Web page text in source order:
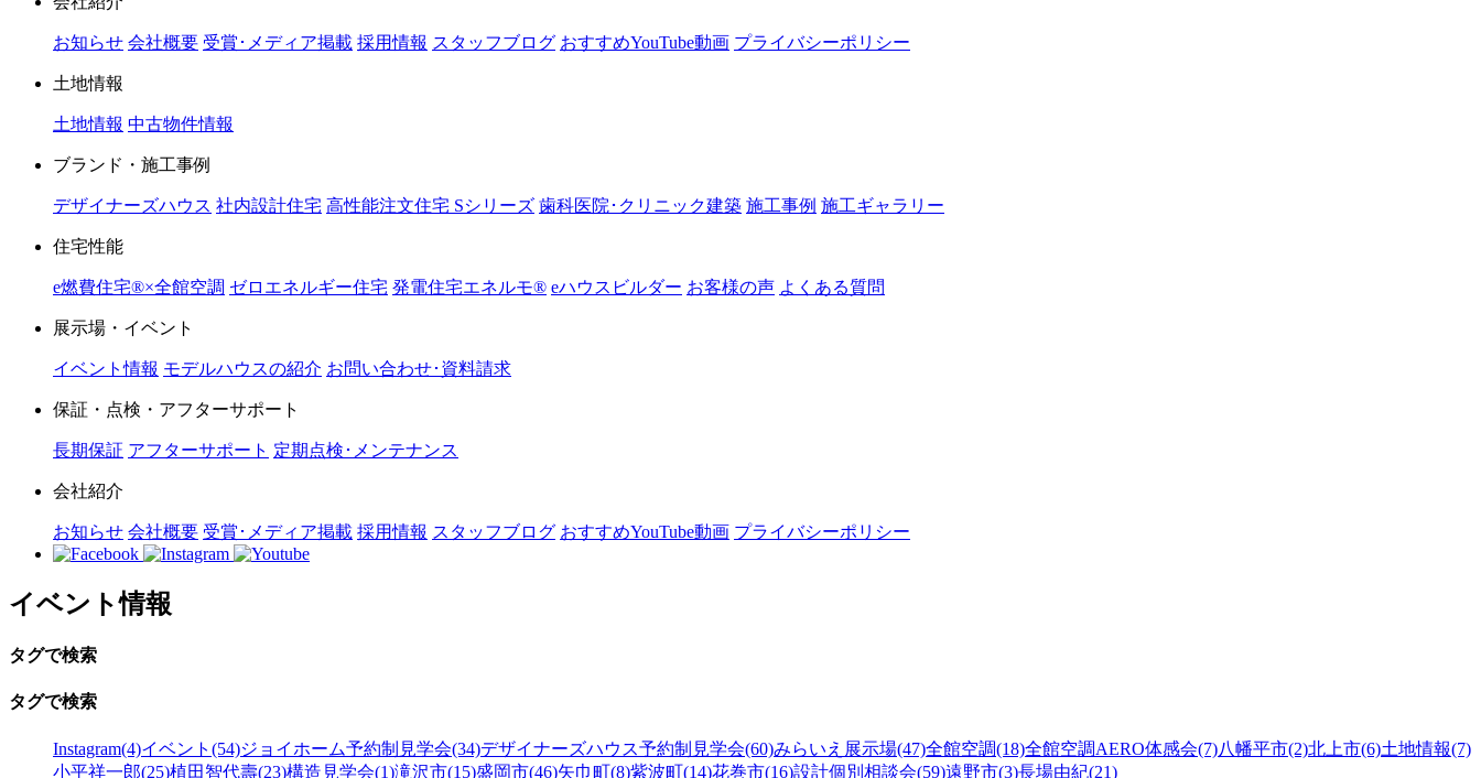
お知らせ 会社概要 受賞･メディア掲載 採用情報 スタッフブログ おすすめYouTube動画 プライバシーポリシー
土地情報
土地情報 中古物件情報
ブランド・施工事例
デザイナーズハウス 社内設計住宅 高性能注文住宅 Sシリーズ 歯科医院･クリニック建築 施工事例 施工ギャラリー
住宅性能
e燃費住宅®︎×全館空調 ゼロエネルギー住宅 発電住宅エネルモ®︎ eハウスビルダー お客様の声 よくある質問
展示場・イベント
イベント情報 モデルハウスの紹介 お問い合わせ･資料請求
保証・点検・アフターサポート
長期保証 アフターサポート 定期点検･メンテナンス
会社紹介
お知らせ 会社概要 受賞･メディア掲載 採用情報 スタッフブログ おすすめYouTube動画 プライバシーポリシー
イベント情報
タグで検索
タグで検索
Instagram(4)イベント(54)ジョイホーム予約制見学会(34)デザイナーズハウス予約制見学会(60)みらいえ展示場(47)全館空調(18)全館空調AERO体感会(7)八幡平市(2)北上市(6)土地情報(7)
小平祥一郎(25)植田智代壽(23)構造見学会(1)滝沢市(15)盛岡市(46)矢巾町(8)紫波町(14)花巻市(16)設計個別相談会(59)遠野市(3)長場由紀(21)